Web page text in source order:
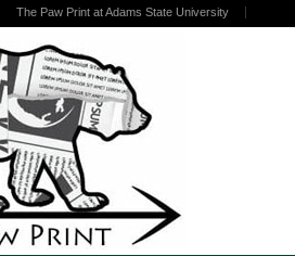
The Paw Print at Adams State University